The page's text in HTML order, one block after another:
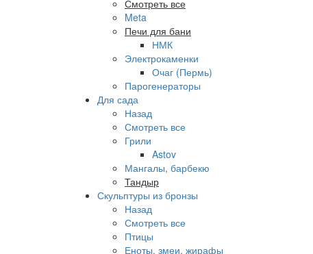
Смотреть все
Meta
Печи для бани
НМК
Электрокаменки
Очаг (Пермь)
Парогенераторы
Для сада
Назад
Смотреть все
Грили
Astov
Мангалы, барбекю
Тандыр
Скульптуры из бронзы
Назад
Смотреть все
Птицы
Еноты, змеи, жирафы